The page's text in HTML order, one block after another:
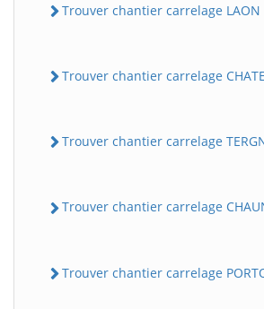
Trouver chantier carrelage LAON
Trouver chantier carrelage
Trouver chantier carrelage
Trouver chantier carrelage
Trouver chantier carrelage